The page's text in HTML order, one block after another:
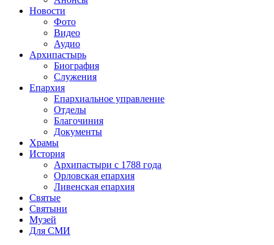
Новости
Фото
Видео
Аудио
Архипастырь
Биография
Служения
Епархия
Епархиальное управление
Отделы
Благочиния
Документы
Храмы
История
Архипастыри с 1788 года
Орловская епархия
Ливенская епархия
Святые
Святыни
Музей
Для СМИ